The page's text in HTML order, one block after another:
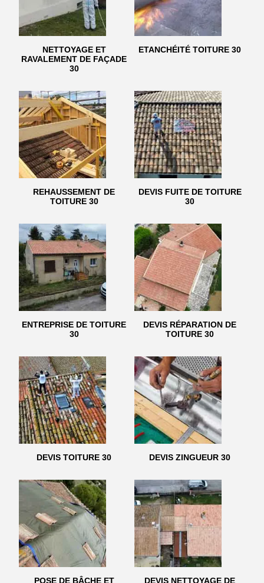
NETTOYAGE ET
RAVALEMENT DE FAÇADE
30
ETANCHÉITÉ TOITURE 30
REHAUSSEMENT DE
TOITURE 30
DEVIS FUITE DE TOITURE
30
ENTREPRISE DE TOITURE
30
DEVIS RÉPARATION DE
TOITURE 30
DEVIS TOITURE 30 DEVIS ZINGUEUR 30
POSE DE BÂCHE ET DEVIS NETTOYAGE DE